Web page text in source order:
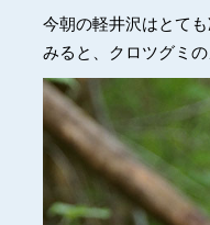
今朝の軽井沢はとて
みると、クロツグミ